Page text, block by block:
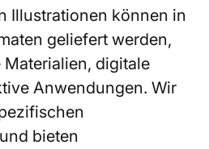
Illustrationen können in
geliefert werden,
digitale
Anwendungen. Wir
bieten